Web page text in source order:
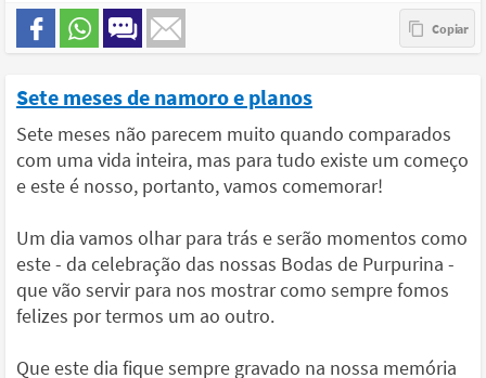
Sete meses de namoro e planos
Sete meses não parecem muito quando comparados
com uma vida inteira, mas para tudo existe um começo
e este é nosso, portanto, vamos comemorar!
Um dia vamos olhar para trás e serão momentos como
este - da celebração das nossas Bodas de Purpurina -
que vão servir para nos mostrar como sempre fomos
felizes por termos um ao outro.
Que este dia fique sempre gravado na nossa memória